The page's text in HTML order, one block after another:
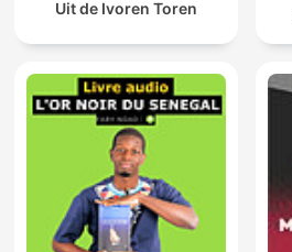
Uit de Ivoren Toren